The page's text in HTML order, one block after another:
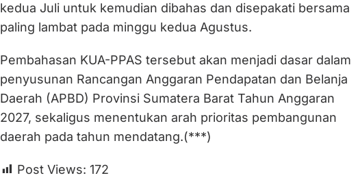
kedua Juli untuk kemudian dibahas dan disepakati bersama
paling lambat pada minggu kedua Agustus.
Pembahasan KUA-PPAS tersebut akan menjadi dasar dalam
penyusunan Rancangan Anggaran Pendapatan dan Belanja
Daerah (APBD) Provinsi Sumatera Barat Tahun Anggaran
2027, sekaligus menentukan arah prioritas pembangunan
daerah pada tahun mendatang.(***)
Post Views: 172